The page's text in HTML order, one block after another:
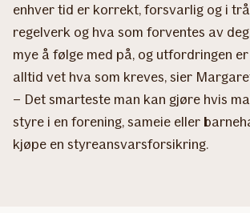
enhver tid er korrekt, forsvarlig og i
regelverk og hva som forventes av
mye å følge med på, og utfordringen
alltid vet hva som kreves, sier
– Det smarteste man kan gjøre hvis
styre i en forening, sameie eller
kjøpe en styreansvarsforsikring.